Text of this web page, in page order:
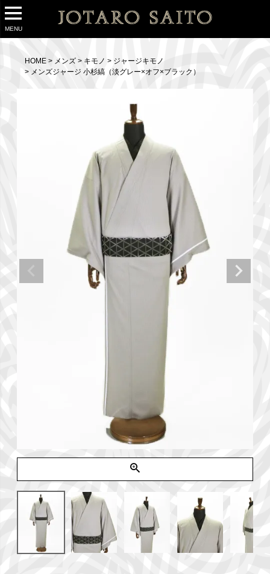
MENU
HOME メンズ キモノ
ジャージキモノ
メンズジャージ 小杉縞（淡グレー×オフ×ブラック）